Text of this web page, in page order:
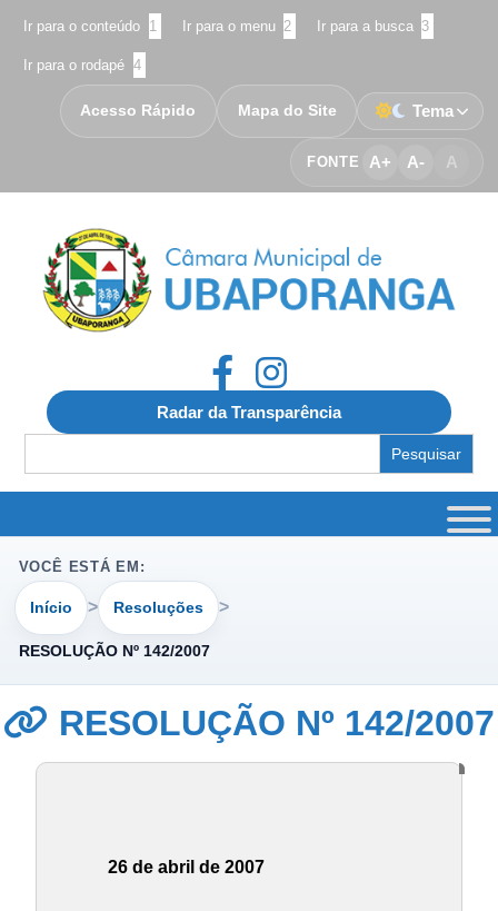
Ir para o conteúdo 1 Ir para o menu 2 Ir para a busca 3
Ir para o rodapé 4
FONTE A+ A- A
Acesso Rápido Mapa do Site Tema
Radar da Transparência
for:
VOCÊ ESTÁ EM:
Início Resoluções
RESOLUÇÃO Nº 142/2007
RESOLUÇÃO Nº 142/2007
26 de abril de 2007